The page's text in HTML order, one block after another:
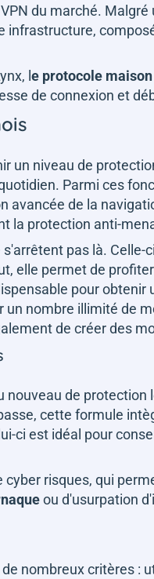
du marché.
infrastructure,
le protocole
de connexion et
un niveau de
Parmi ces
avancée de la
la protection anti-
pas là. Celle-
elle permet de
pour obtenir
nombre illimité de
de créer des
nouveau de protection
cette formule
ci est idéal pour
cyber risques, qui
ou d'usurpation
nombreux critères :